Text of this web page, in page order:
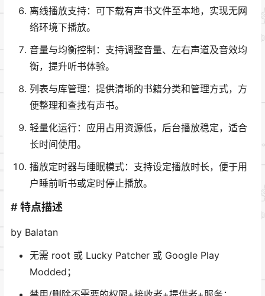
离线播放支持：可下载有声书文件至本地，实现无网
络环境下播放。
音量与均衡控制：支持调整音量、左右声道及音效均
衡，提升听书体验。
列表与库管理：提供清晰的书籍分类和管理方式，方
便整理和查找有声书。
轻量化运行：应用占用资源低，后台播放稳定，适合
长时间使用。
播放定时器与睡眠模式：支持设定播放时长，便于用
户睡前听书或定时停止播放。
# 特点描述
by Balatan
无需 root 或 Lucky Patcher 或 Google Play
Modded；